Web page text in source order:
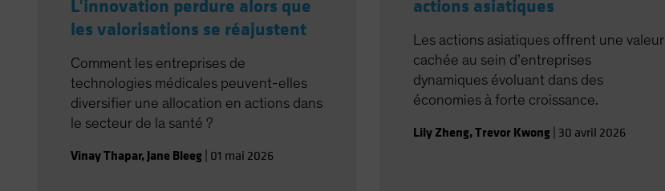
L'innovation perdure alors que
les valorisations se réajustent
Comment les entreprises de
technologies médicales peuvent-elles
diversifier une allocation en actions dans
le secteur de la santé ?
Vinay Thapar, Jane Bleeg 01 mai 2026
actions asiatiques
Les actions asiatiques offrent une valeur
cachée au sein d’entreprises
dynamiques évoluant dans des
économies à forte croissance.
Lily Zheng,Trevor Kwong| 30 avril 2026